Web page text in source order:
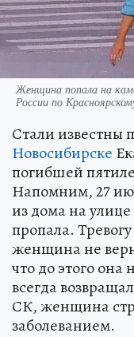
Женщина попала на
России по
Стали известны
Новосибирске
погибшей
Напомним, 27
из дома на
пропала.
женщина не
что до этого она
всегда
СК, женщина
заболеванием.